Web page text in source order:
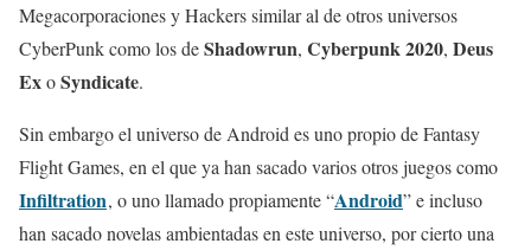
Megacorporaciones y Hackers similar al de otros universos
CyberPunk como los deShadowrun, Cyberpunk 2020, Deus
ExoSyndicate.
Sin embargo el universo de Android es uno propio de Fantasy
Flight Games, en el que ya han sacado varios otros juegos como
Infiltration, o uno llamado propiamente “Android” e incluso
han sacado novelas ambientadas en este universo, por cierto una